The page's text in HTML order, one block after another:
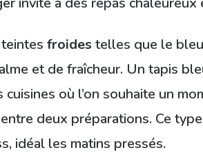
teintesfroides telles que le
et de fraîcheur. Un tapis
où l’on souhaite un
deux préparations. Ce
idéal les matins pressés.